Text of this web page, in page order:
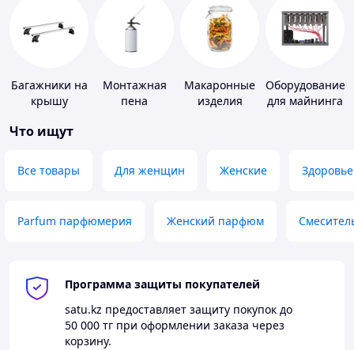
Багажники на
крышу
Монтажная
пена
Макаронные
изделия
Оборудование
для майнинга
Что ищут
Все товары Для женщин Женские Здоровье
Parfum парфюмерия Женский парфюм
Программа защиты покупателей
satu.kz предоставляет защиту покупок до
50 000 тг при оформлении заказа через
корзину.